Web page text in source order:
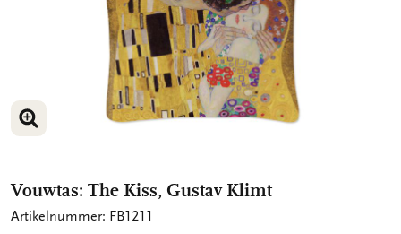
VERGROOT AFBEELDING
Vouwtas: The Kiss, Gustav Klimt
Artikelnummer: FB1211